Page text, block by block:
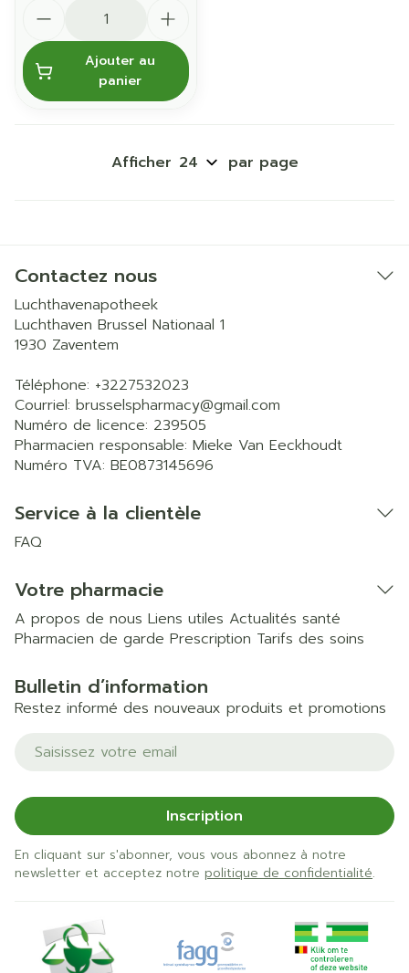
Ajouter au
panier
Afficher par page
Contactez nous
Luchthavenapotheek
Luchthaven Brussel Nationaal 1
1930 Zaventem
Téléphone: +3227532023
Courriel: brusselspharmacy@gmail.com
Numéro de licence: 239505
Pharmacien responsable: Mieke Van Eeckhoudt
Numéro TVA: BE0873145696
Service à la clientèle
FAQ
Votre pharmacie
A propos de nous Liens utiles Actualités santé
Pharmacien de garde Prescription Tarifs des soins
Bulletin d’information
Restez informé des nouveaux produits et promotions
Adresse mail
Inscription
En cliquant sur s'abonner, vous vous abonnez à notre
newsletter et acceptez notre politique de confidentialité.